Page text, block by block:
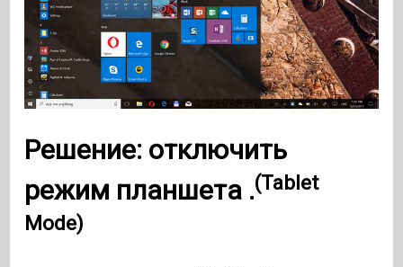
Решение: отключить
режим планшета .(Tablet
Mode)